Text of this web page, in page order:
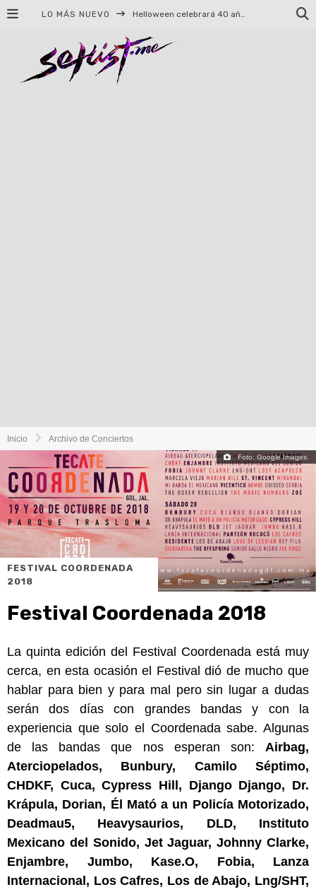
LO MÁS NUEVO Helloween celebrará 40 años de historia con conciertos en Ciudad de México y Guadalajara
Inicio Archivo de Conciertos
Foto: Google Images.
FESTIVAL COORDENADA
2018
Festival Coordenada 2018
La quinta edición del Festival Coordenada está muy
cerca, en esta ocasión el Festival dió de mucho que
hablar para bien y para mal pero sin lugar a dudas
serán dos días con grandes bandas y con la
experiencia que solo el Coordenada sabe. Algunas
de las bandas que nos esperan son: Airbag,
Aterciopelados, Bunbury, Camilo Séptimo,
CHDKF, Cuca, Cypress Hill, Django Django, Dr.
Krápula, Dorian, Él Mató a un Policía Motorizado,
Deadmau5, Heavysaurios, DLD, Instituto
Mexicano del Sonido, Jet Jaguar, Johnny Clarke,
Enjambre, Jumbo, Kase.O, Fobia, Lanza
Internacional, Los Cafres, Los de Abajo, Lng/SHT,